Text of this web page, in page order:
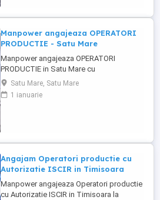
subansamble pentru industria auto).
Manpower angajeaza OPERATORI
PRODUCTIE - Satu Mare
Manpower angajeaza OPERATORI
PRODUCTIE in Satu Mare cu
disponibilitate la 3 schimburi - 0729 800
721 Responsabilitati principale: -
asamblarea componentelor electrice si
operarea ...
Satu Mare, Satu Mare
1 ianuarie
Angajam Operatori productie cu
Autorizatie ISCIR in Timisoara
Manpower angajeaza Operatori productie
cu Autorizatie ISCIR in Timisoara la